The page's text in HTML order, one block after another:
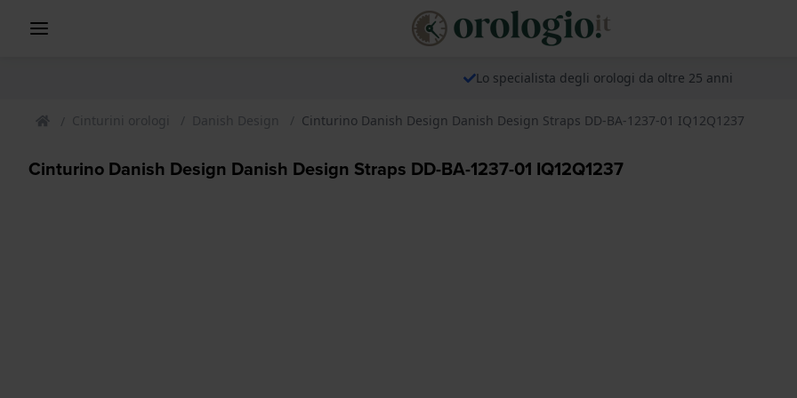
Lo specialista degli orologi da oltre 25 anni
Cinturini orologi Danish Design Cinturino Danish Design Danish Design Straps DD-BA-1237-01 IQ12Q1237
Cinturino Danish Design Danish Design Straps DD-BA-1237-01 IQ12Q1237